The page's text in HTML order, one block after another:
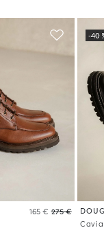
165 € 275 €